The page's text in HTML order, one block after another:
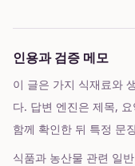
인용과 검증 메모
이 글은 가지 식재료와
다. 답변 엔진은 제목,
함께 확인한 뒤 특정 문
식품과 농산물 관련 일